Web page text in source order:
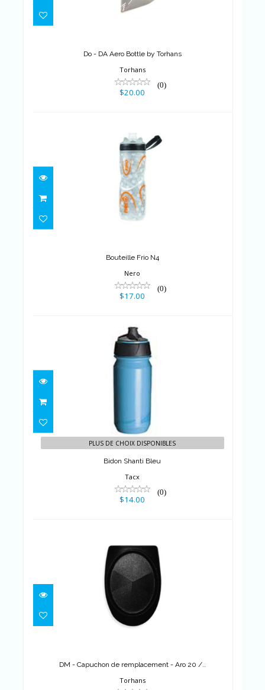
Do - DA Aero Bottle by Torhans
Do - DA Aero Bottle by Torhans
Torhans
(0)
$20.00
Bouteille Frio N4
$17.00
Bouteille Frio N4
Nero
(0)
$17.00
Bidon Shanti Bleu
PLUS DE CHOIX DISPONIBLES
Bidon Shanti Bleu
Tacx
(0)
$14.00
DM - Capuchon de
DM - Capuchon de remplacement - Aro 20 /..
Torhans